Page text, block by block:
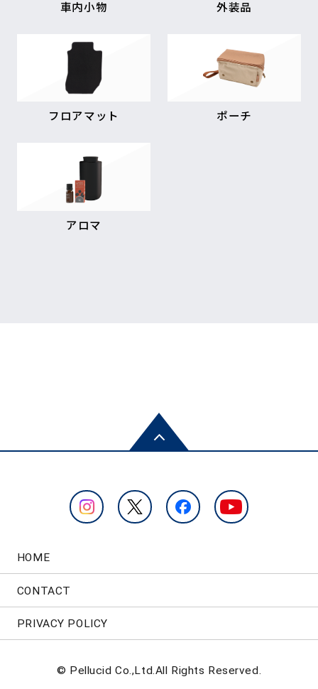
車内小物 外装品
フロアマット ポーチ
アロマ
HOME
CONTACT
PRIVACY POLICY
© Pellucid Co.,Ltd.All Rights Reserved.